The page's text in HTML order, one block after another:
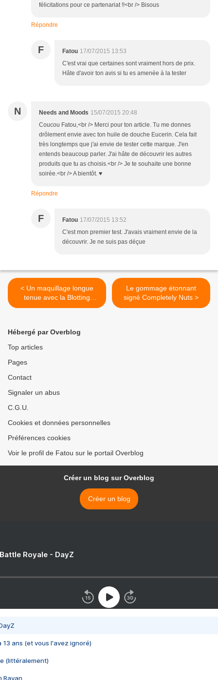
félicitations pour ce partenariat !!<br /> Bisous
Répondre
F Fatou 17/07/2015 13:53
C'est vrai que certaines sont vraiment hors de prix.
Hâte d'avoir ton avis si tu es amenée à la tester
N Needs and Moods 15/07/2015 20:48
Coucou Fatou,<br /> Merci pour ton article. Tu me donnes
drôlement envie avec ton huile de douche Eucerin. Cela fait
très longtemps que j'ai envie de tester cette marque. J'en
entends beaucoup parler. J'ai hâte de découvrir les autres
produits que tu as choisis.<br /> Je te souhaite une bonne
soirée.<br /> A bientôt. ♥
Répondre
F Fatou 17/07/2015 13:52
C'est mon premier test. J'avais vraiment envie de la
découvrir. Je ne suis pas déçue
< Un maquillage longue
tenue avec la Blotting
Powder de NYX
Le gommage étonnant
signé Completely Nuts >
Hébergé par Overblog
Top articles
Pages
Contact
Signaler un abus
C.G.U.
Cookies et données personnelles
Préférences cookies
Voir le profil de Fatou sur le portail Overblog
Créer un blog sur Overblog
Créer un blog
Royale - DayZ
13 ans (et vous l'avez ignoré)
(littéralement)
Rayan